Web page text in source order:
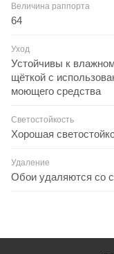
Величина раппорта
64
Уход
Устойчивы к
щёткой с
моющего средства
Светостойкость
Хорошая
Удаление
Обои удаляются со